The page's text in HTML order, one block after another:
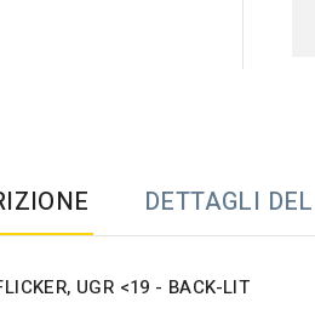
DETTAGLI
UGR <19 - BACK-LIT